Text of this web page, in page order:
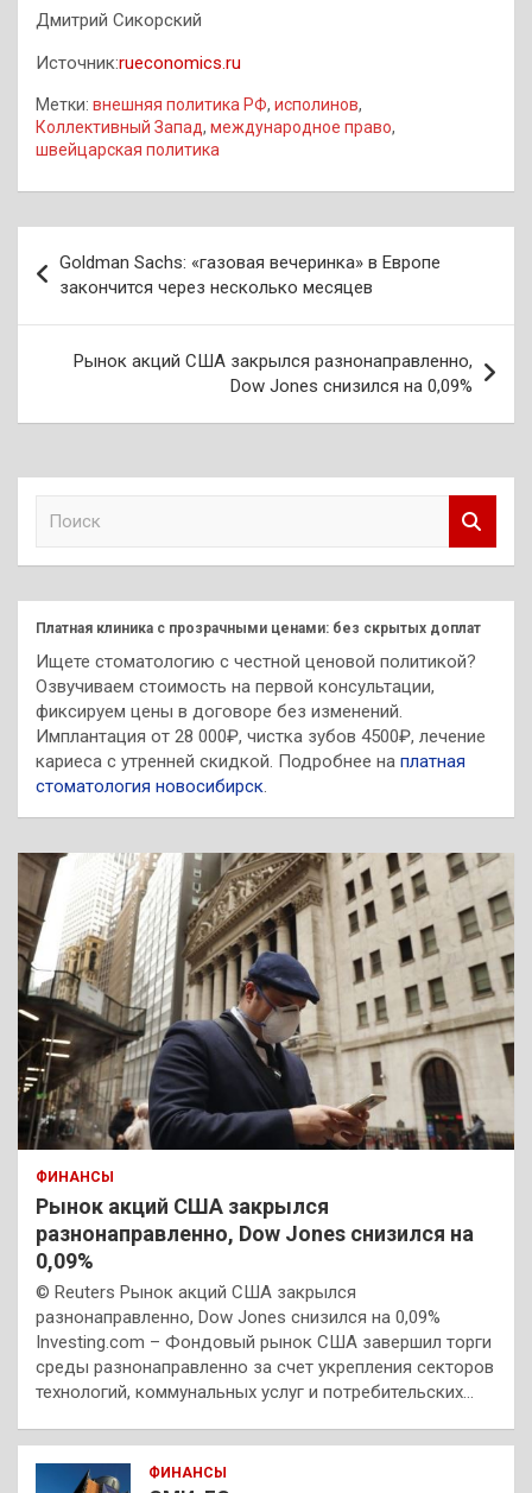
Дмитрий Сикорский
Источник:rueconomics.ru
Метки: внешняя политика РФ, исполинов,
Коллективный Запад, международное право,
швейцарская политика
по
записям
Goldman Sachs: «газовая вечеринка» в Европе
закончится через несколько месяцев
Рынок акций США закрылся разнонаправленно,
Dow Jones снизился на 0,09%
к
Платная клиника с прозрачными ценами: без скрытых доплат
Ищете стоматологию с честной ценовой политикой?
Озвучиваем стоимость на первой консультации,
фиксируем цены в договоре без изменений.
Имплантация от 28 000₽, чистка зубов 4500₽, лечение
кариеса с утренней скидкой. Подробнее на платная
стоматология новосибирск.
ФИНАНСЫ
Рынок акций США закрылся
разнонаправленно, Dow Jones снизился на
0,09%
© Reuters Рынок акций США закрылся
разнонаправленно, Dow Jones снизился на 0,09%
Investing.com – Фондовый рынок США завершил торги
среды разнонаправленно за счет укрепления секторов
технологий, коммунальных услуг и потребительских…
ФИНАНСЫ